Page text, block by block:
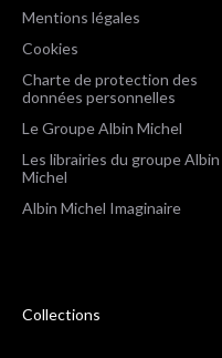
Mentions légales
Cookies
Charte de protection des
données personnelles
Le Groupe Albin Michel
Les librairies du groupe Albin
Michel
Albin Michel Imaginaire
Collections